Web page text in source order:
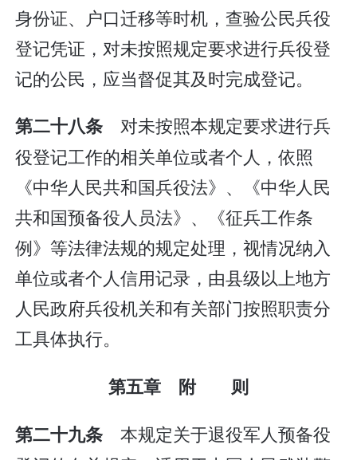
身份证、户口迁移等时机，查验公民兵役
登记凭证，对未按照规定要求进行兵役登
记的公民，应当督促其及时完成登记。
第二十八条对未按照本规定要求进行兵
役登记工作的相关单位或者个人，依照
《中华人民共和国兵役法》、《中华人民
共和国预备役人员法》、《征兵工作条
例》等法律法规的规定处理，视情况纳入
单位或者个人信用记录，由县级以上地方
人民政府兵役机关和有关部门按照职责分
工具体执行。
第五章 附 则
第二十九条 本规定关于退役军人预备役